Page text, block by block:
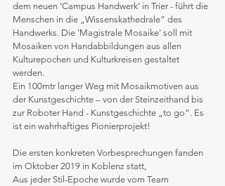
dem neuen 'Campus Handwerk' in Trier - führt die
Menschen in die „Wissenskathedrale“ des
Handwerks. Die 'Magistrale Mosaike' soll mit
Mosaiken von Handabbildungen aus allen
Kulturepochen und Kulturkreisen gestaltet
werden.
Ein 100mtr langer Weg mit Mosaikmotiven aus
der Kunstgeschichte – von der Steinzeithand bis
zur Roboter Hand - Kunstgeschichte „to go“. Es
ist ein wahrhaftiges Pionierprojekt!
Die ersten konkreten Vorbesprechungen fanden
im Oktober 2019 in Koblenz statt,
Aus jeder Stil-Epoche wurde vom Team